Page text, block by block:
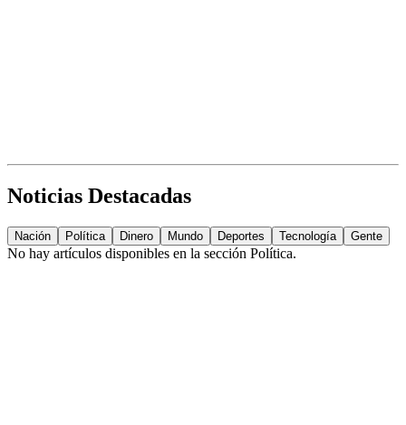
Noticias Destacadas
Nación Política Dinero Mundo Deportes Tecnología Gente
No hay artículos disponibles en la sección Política.